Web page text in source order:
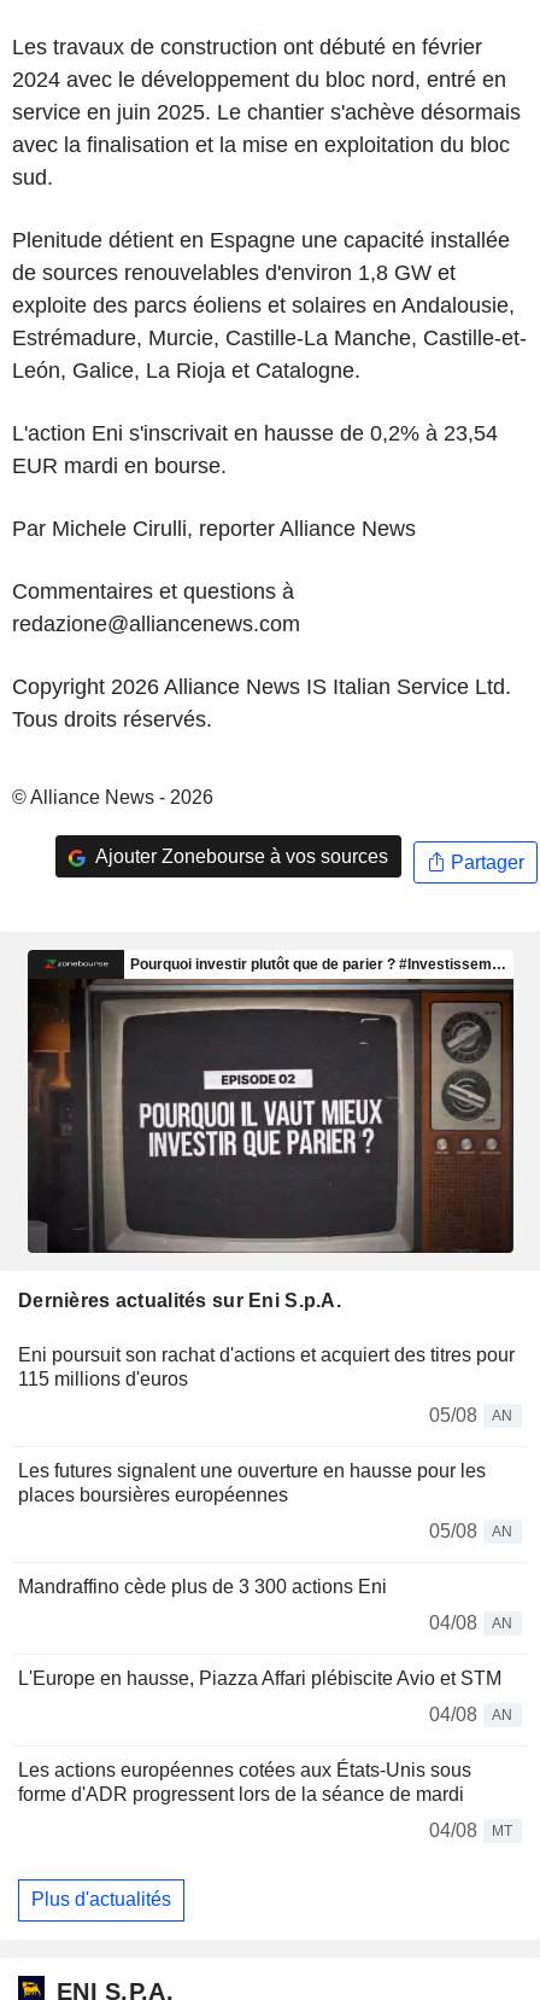
Les travaux de construction ont débuté en février
2024 avec le développement du bloc nord, entré en
service en juin 2025. Le chantier s'achève désormais
avec la finalisation et la mise en exploitation du bloc
sud.
Plenitude détient en Espagne une capacité installée
de sources renouvelables d'environ 1,8 GW et
exploite des parcs éoliens et solaires en Andalousie,
Estrémadure, Murcie, Castille-La Manche, Castille-et-
León, Galice, La Rioja et Catalogne.
L'action Eni s'inscrivait en hausse de 0,2% à 23,54
EUR mardi en bourse.
Par Michele Cirulli, reporter Alliance News
Commentaires et questions à
redazione@alliancenews.com
Copyright 2026 Alliance News IS Italian Service Ltd.
Tous droits réservés.
© Alliance News - 2026
Ajouter Zonebourse à vos sources Partager
Dernières actualités sur Eni S.p.A.
Eni poursuit son rachat d'actions et acquiert des titres pour
115 millions d'euros
05/08
AN
Les futures signalent une ouverture en hausse pour les
places boursières européennes
05/08
AN
Mandraffino cède plus de 3 300 actions Eni
04/08
AN
L'Europe en hausse, Piazza Affari plébiscite Avio et STM
04/08
AN
Les actions européennes cotées aux États-Unis sous
forme d'ADR progressent lors de la séance de mardi
04/08
MT
Plus d'actualités
ENI S.P.A.